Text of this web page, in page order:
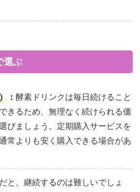
選ぶ
： 酵素ドリンクは毎日続けること
きるため、無理なく続けられる価
びましょう。定期購入サービスを
常よりも安く購入できる場合があ
と、継続するのは難しいでしょ